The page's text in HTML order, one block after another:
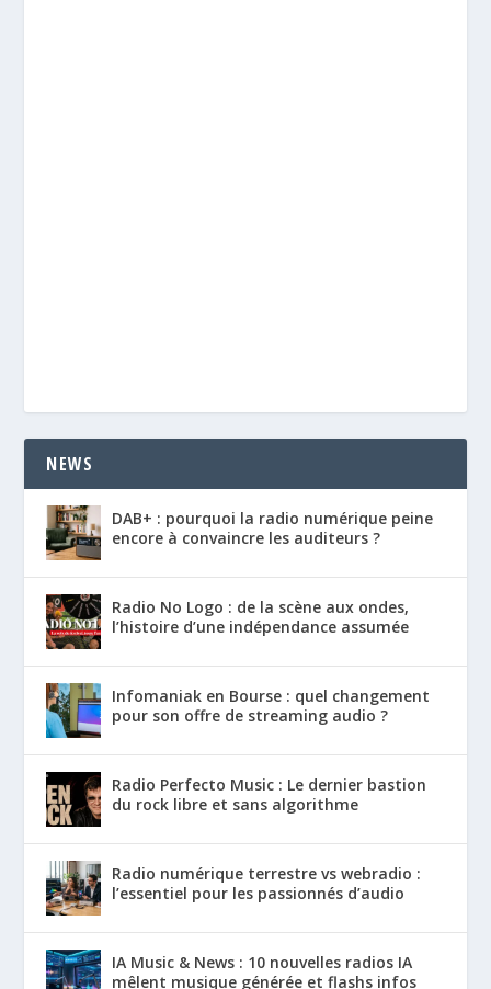
NEWS
DAB+ : pourquoi la radio numérique peine
encore à convaincre les auditeurs ?
Radio No Logo : de la scène aux ondes,
l’histoire d’une indépendance assumée
Infomaniak en Bourse : quel changement
pour son offre de streaming audio ?
Radio Perfecto Music : Le dernier bastion
du rock libre et sans algorithme
Radio numérique terrestre vs webradio :
l’essentiel pour les passionnés d’audio
IA Music & News : 10 nouvelles radios IA
mêlent musique générée et flashs infos